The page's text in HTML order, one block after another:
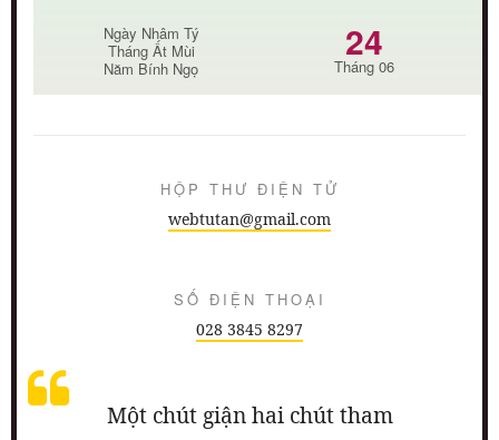
Ngày Nhâm Tý
Tháng Ất Mùi
Năm Bính Ngọ
24
Tháng 06
HỘP THƯ ĐIỆN TỬ
webtutan@gmail.com
SỐ ĐIỆN THOẠI
028 3845 8297
Một chút giận hai chút tham